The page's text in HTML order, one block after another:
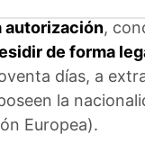
autorización,
de forma
días, a
la
Europea).